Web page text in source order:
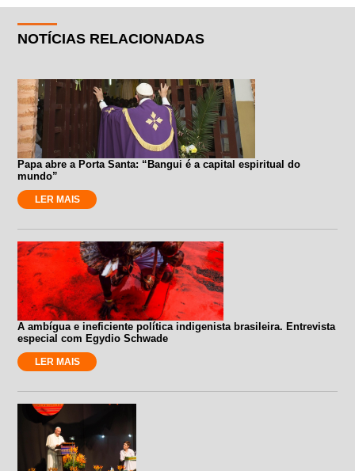
NOTÍCIAS RELACIONADAS
Papa abre a Porta Santa: “Bangui é a capital espiritual do
mundo”
LER MAIS
A ambígua e ineficiente política indigenista brasileira. Entrevista
especial com Egydio Schwade
LER MAIS